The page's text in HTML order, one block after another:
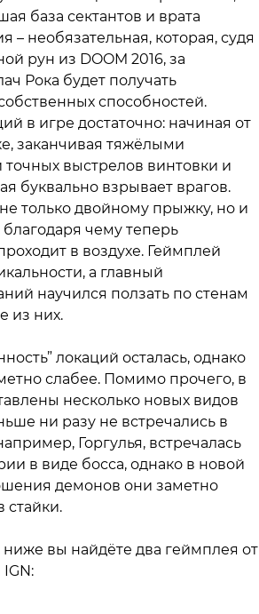
база сектантов и врата
– необязательная, которая, судя
рун из DOOM 2016, за
Рока будет получать
способностей.
в игре достаточно: начиная от
заканчивая тяжёлыми
выстрелов винтовки и
буквально взрывает врагов.
только двойному прыжку, но и
чему теперь
в воздухе. Геймплей
а главный
научился ползать по стенам
из них.
локаций осталась, однако
слабее. Помимо прочего, в
несколько новых видов
ни разу не встречались в
Горгулья, встречалась
в виде босса, однако в новой
демонов они заметно
стайки.
ниже вы найдёте два геймплея от